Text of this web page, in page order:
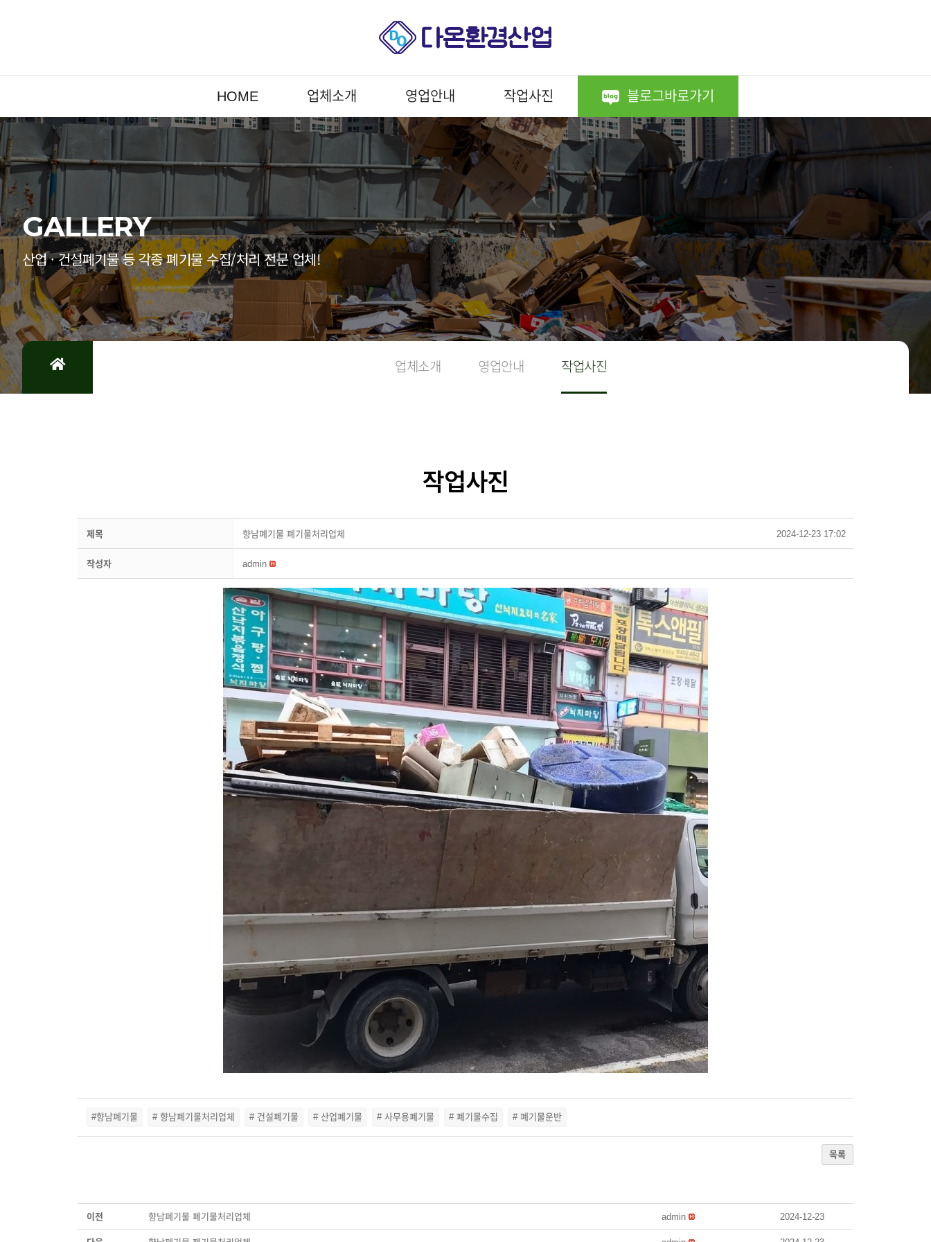
HOME 업체소개 영업안내 작업사진 블로그바로가기
GALLERY
산업 · 건설폐기물 등 각종 폐기물 수집/처리 전문 업체!
업체소개 영업안내 작업사진
작업사진
제목 향남폐기물 폐기물처리업체 2024-12-23 17:02
작성자 admin
#향남폐기물 # 향남폐기물처리업체 # 건설폐기물 # 산업폐기물 # 사무용폐기물 # 폐기물수집 # 폐기물운반
목록
이전 향남폐기물 폐기물처리업체 admin 2024-12-23